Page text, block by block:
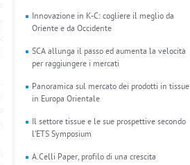
Innovazione in K-C: cogliere il meglio da
Oriente e da Occidente
SCA allunga il passo ed aumenta la velocità
per raggiungere i mercati
Panoramica sul mercato dei prodotti in tissue
in Europa Orientale
Il settore tissue e le sue prospettive secondo
l’ETS Symposium
A.Celli Paper, profilo di una crescita